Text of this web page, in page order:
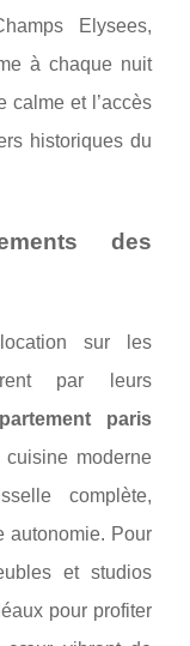
Elysees,
à chaque nuit
calme et l’accès
historiques du
des
sur les
par leurs
paris
cuisine moderne
complète,
autonomie. Pour
et studios
pour profiter